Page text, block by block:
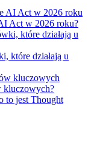
Act w 2026 roku?
które działają u
kluczowych?
to jest Thought